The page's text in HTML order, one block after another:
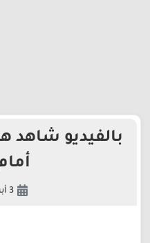
بالفيديو شاهد
3 أبريل, 2022